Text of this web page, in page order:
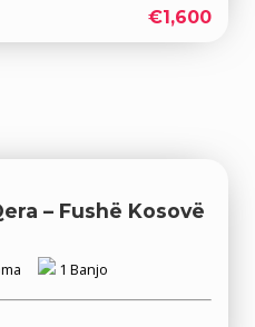
€1,600
– Fushë Kosovë
1 Banjo